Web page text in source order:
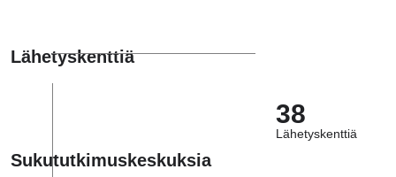
Lähetyskenttiä
38
Lähetyskenttiä
Sukututkimuskeskuksia